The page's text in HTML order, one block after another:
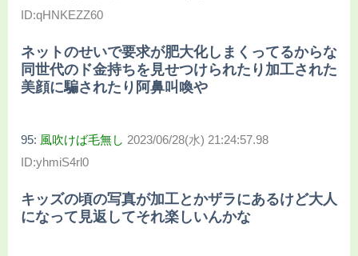
ID:qHNKEZZ60
ネットのせいで要求が肥大化しまくってるからな
同世代のド金持ちを見せつけられたり加工された
美顔に騙されたり阿鼻叫喚や
95: 風吹けば毛無し 2023/06/28(水) 21:24:57.98
ID:yhmiS4rl0
キッズの頃の写真が加工とかザラにあるけど大人
になって見返してそれ楽しいんかな